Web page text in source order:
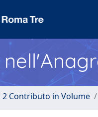
2 Contributo in Volume